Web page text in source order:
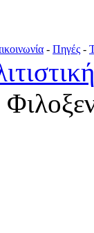
- Πηγές -